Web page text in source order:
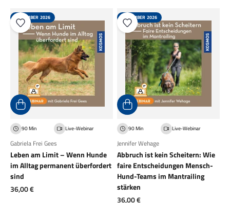
NOVEMBER 2026
90 Min Live-Webinar
Gabriela Frei Gees
Leben am Limit – Wenn Hunde
im Alltag permanent überfordert
sind
Angebot
36,00 €
NOVEMBER 2026
90 Min Live-Webinar
Jennifer Wehage
Abbruch ist kein Scheitern: Wie
faire Entscheidungen Mensch-
Hund-Teams im Mantrailing
stärken
Angebot
36,00 €